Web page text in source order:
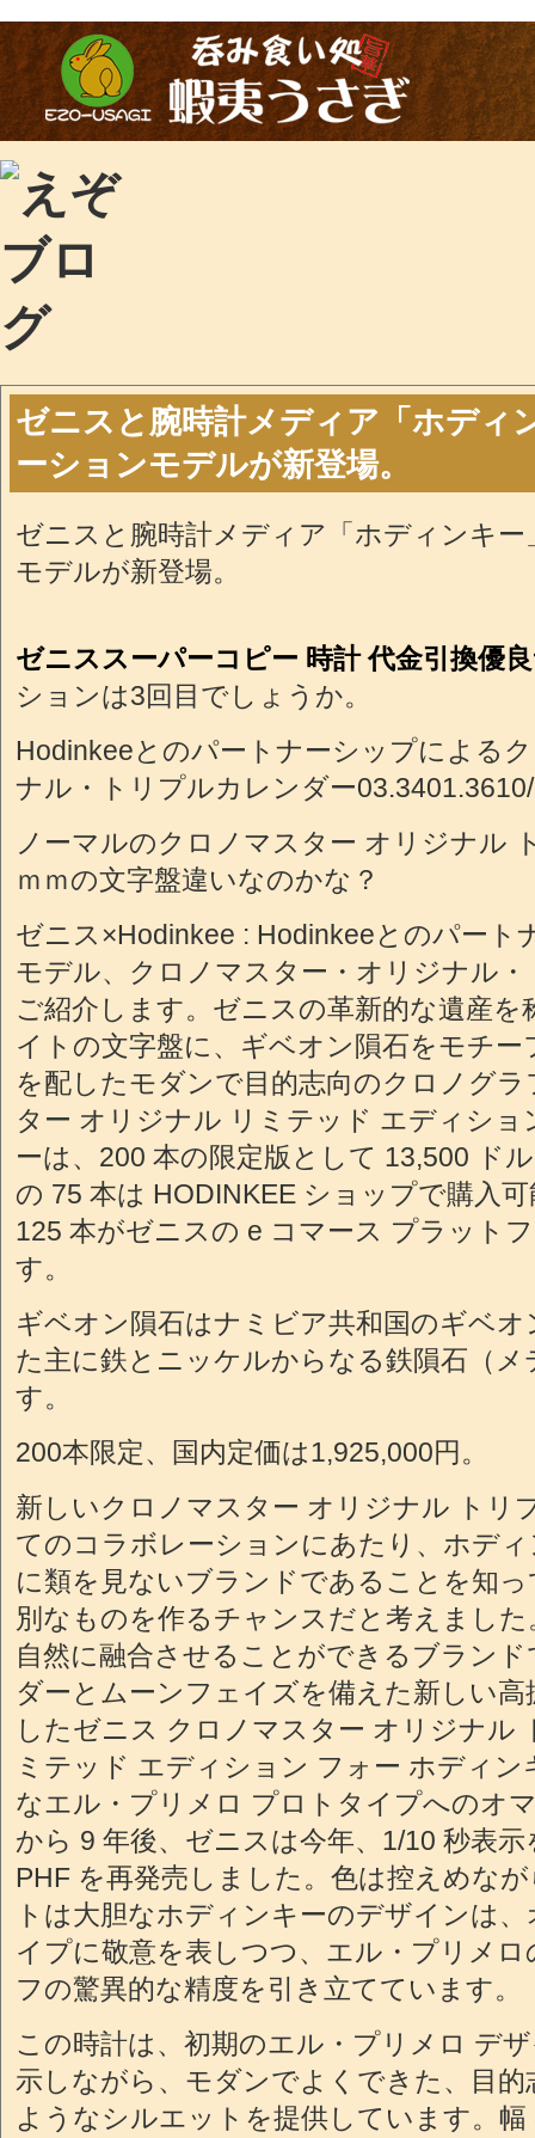
ゼニスと腕時計メディア「ホディ
ーションモデルが新登場。
ゼニスと腕時計メディア「ホディンキ
モデルが新登場。
ゼニススーパーコピー 時計 代金引換優
ションは3回目でしょうか。
Hodinkeeとのパートナーシップによる
ナル・トリプルカレンダー
ノーマルのクロノマスター オリジナル
ｍｍの文字盤違いなのかな？
ゼニス×Hodinkee : Hodinkeeとのパート
モデル、クロノマスター・オリジナル
ご紹介します。ゼニスの革新的な遺産
イトの文字盤に、ギベオン隕石をモチ
を配したモダンで目的志向のクロノグ
ター オリジナル リミテッド エディシ
ーは、200 本の限定版として 13,500 ド
の 75 本は HODINKEE ショップで購入
125 本がゼニスの e コマース プラット
す。
ギベオン隕石はナミビア共和国のギベ
た主に鉄とニッケルからなる鉄隕石（
す。
200本限定、国内定価は1,925,000円。
新しいクロノマスター オリジナル トリ
てのコラボレーションにあたり、ホデ
に類を見ないブランドであることを知
別なものを作るチャンスだと考えまし
自然に融合させることができるブラン
ダーとムーンフェイズを備えた新しい
したゼニス クロノマスター オリジナル
ミテッド エディション フォー ホディン
なエル・プリメロ プロトタイプへのオ
から 9 年後、ゼニスは今年、1/10 秒表
PHF を再発売しました。色は控えめな
トは大胆なホディンキーのデザインは
イプに敬意を表しつつ、エル・プリメ
フの驚異的な精度を引き立てています。
この時計は、初期のエル・プリメロ デ
示しながら、モダンでよくできた、目
ようなシルエットを提供しています。幅